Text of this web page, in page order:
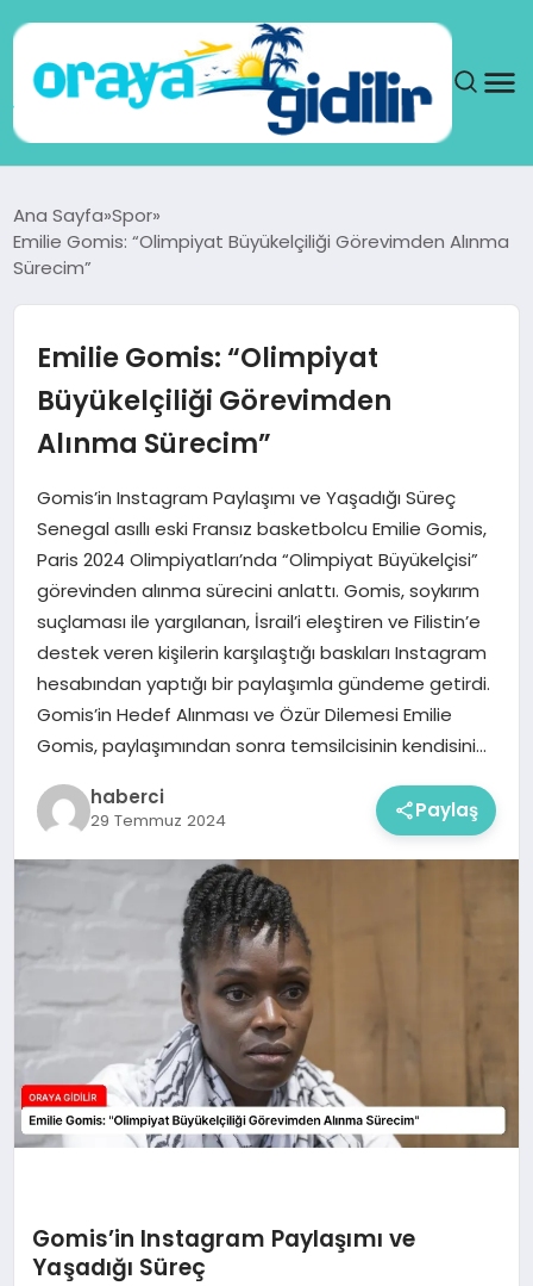
SAĞLIK
TEKNOLOJI
YAŞAM
Ana Sayfa Spor
Emilie Gomis: “Olimpiyat Büyükelçiliği Görevimden Alınma
Sürecim”
Emilie Gomis: “Olimpiyat
Büyükelçiliği Görevimden
Alınma Sürecim”
Gomis’in Instagram Paylaşımı ve Yaşadığı Süreç
Senegal asıllı eski Fransız basketbolcu Emilie Gomis,
Paris 2024 Olimpiyatları’nda “Olimpiyat Büyükelçisi”
görevinden alınma sürecini anlattı. Gomis, soykırım
suçlaması ile yargılanan, İsrail’i eleştiren ve Filistin’e
destek veren kişilerin karşılaştığı baskıları Instagram
hesabından yaptığı bir paylaşımla gündeme getirdi.
Gomis’in Hedef Alınması ve Özür Dilemesi Emilie
Gomis, paylaşımından sonra temsilcisinin kendisini…
haberci
29 Temmuz 2024 Paylaş
Gomis’in Instagram Paylaşımı ve
Yaşadığı Süreç